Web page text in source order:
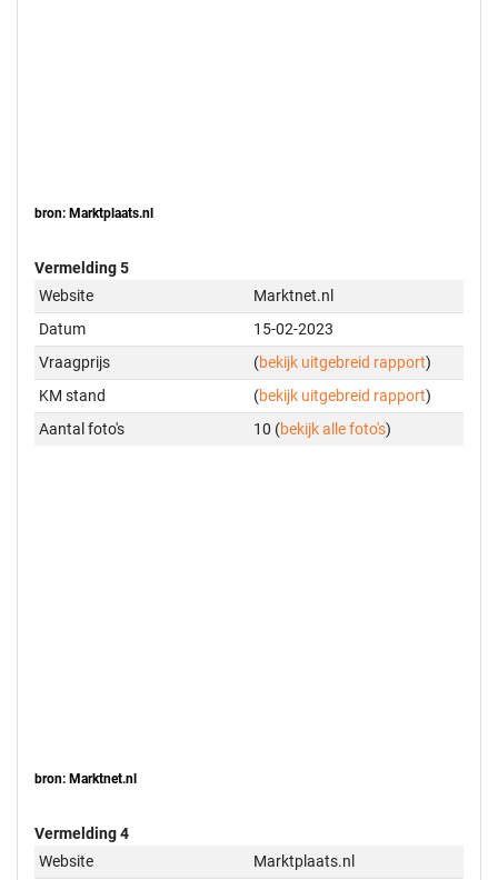
bron: Marktplaats.nl
Vermelding 5
Website
Marktnet.nl
Datum
15-02-2023
Vraagprijs
(bekijk uitgebreid rapport)
KM stand
(bekijk uitgebreid rapport)
Aantal foto's
10 (bekijk alle foto's)
bron: Marktnet.nl
Vermelding 4
Website
Marktplaats.nl